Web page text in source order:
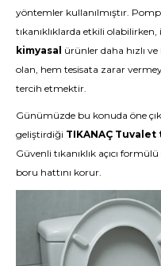
yöntemler kullanılmıştır.
tıkanıklıklarda etkili olabilirken,
kimyasal ürünler daha hızlı
olan, hem tesisata zarar
tercih etmektir.
Günümüzde bu konuda öne
geliştirdiği TIKANAÇ Tuvalet
Güvenli tıkanıklık açıcı
boru hattını korur.